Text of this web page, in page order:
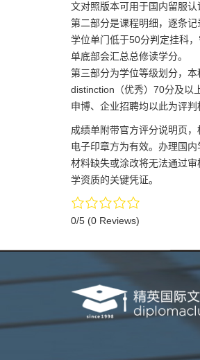
文对照版本可用于国内留服认
第二部分是课程明细，逐条
学位单门低于50分判定挂科
单底部会汇总总修读学分。
第三部分为学位等级划分，
distinction（优秀）70分及以
申博、企业招聘均以此为评判
成绩单附带官方评分说明页
电子印章方为有效。办理国
材料缺失或涂改将无法通过
学资质的关键凭证。
0/5 (0 Reviews)